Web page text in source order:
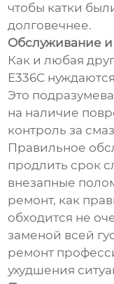
чтобы катки
долговечнее.
Обслуживание
Как и любая
E336C
Это
на наличие
контроль за
Правильное
продлить срок
внезапные
ремонт, как
обходится не
заменой всей
ремонт
ухудшения